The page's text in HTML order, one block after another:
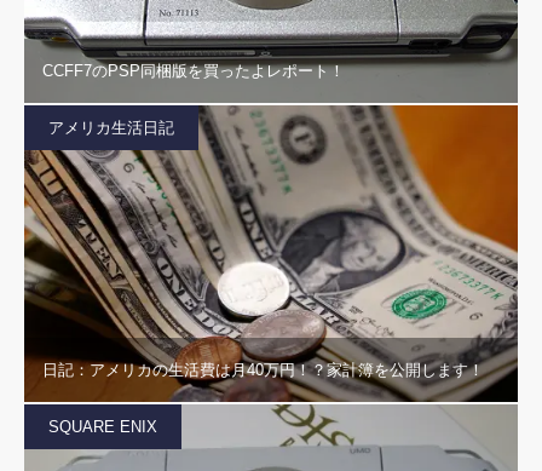
CCFF7のPSP同梱版を買ったよレポート！
アメリカ生活日記
日記：アメリカの生活費は月40万円！？家計簿を公開します！
SQUARE ENIX